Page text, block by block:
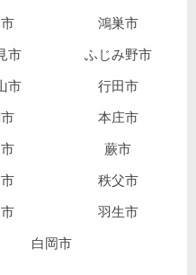
鴻巣市
市 ふじみ野市
市 行田市
本庄市
蕨市
秩父市
羽生市
白岡市